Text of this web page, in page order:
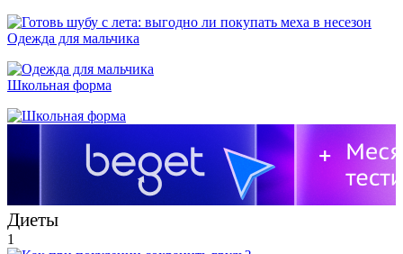
Одежда для мальчика
Школьная форма
Диеты
1